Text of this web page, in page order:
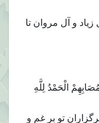
و آل مروان تا
الْحَمْدُ لِلَّهِ
تو بر غم و